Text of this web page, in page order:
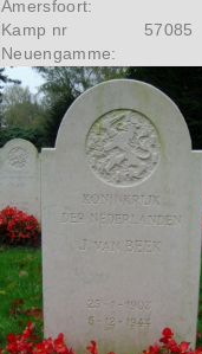
Amersfoort:
Kamp nr
Neuengamme:
57085